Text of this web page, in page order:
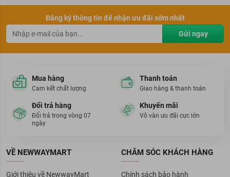
Đăng ký thông tin để nhận ưu đãi sớm nhất
Gửi ngay
Mua hàng
Cam kết chất lượng
Thanh toán
Giao hàng & thanh toán
Đổi trả hàng
Đổi trả trong vòng 07
ngày
Khuyến mãi
Vô vàn ưu đãi cực lớn
VỀ NEWWAYMART
Giới thiệu về NewwayMart
CHĂM SÓC KHÁCH HÀNG
Chính sách bảo hành